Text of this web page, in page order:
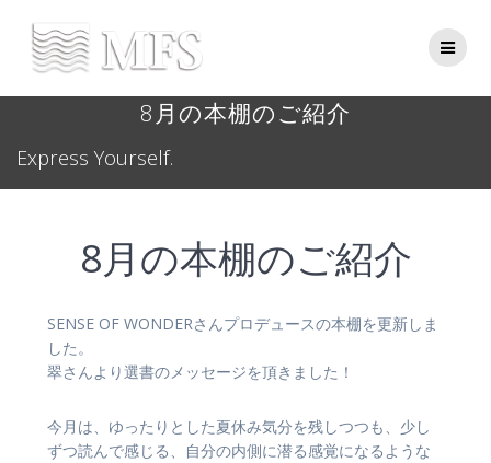
8月の本棚のご紹介
Express Yourself.
8月の本棚のご紹介
SENSE OF WONDERさんプロデュースの本棚を更新しま
した。
翠さんより選書のメッセージを頂きました！
今月は、ゆったりとした夏休み気分を残しつつも、少し
ずつ読んで感じる、自分の内側に潜る感覚になるような